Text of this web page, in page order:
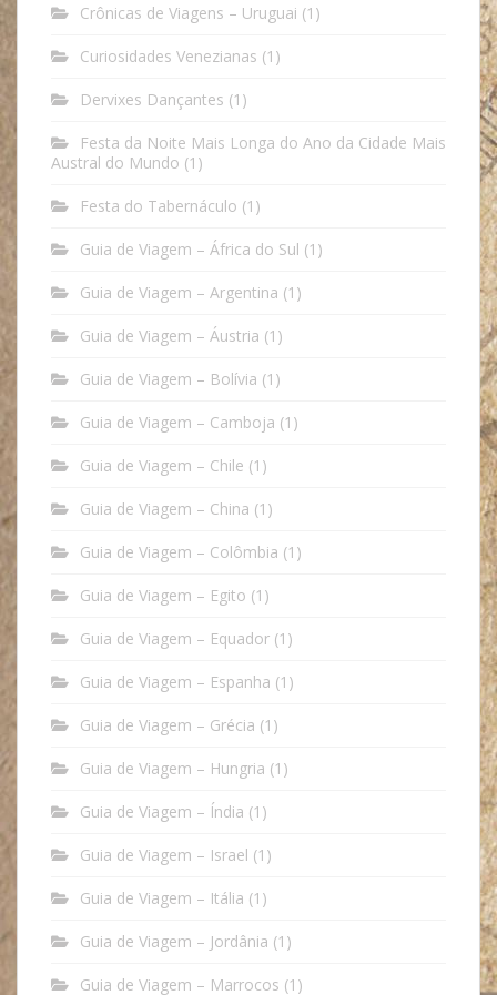
Crônicas de Viagens – Uruguai (1)
Curiosidades Venezianas (1)
Dervixes Dançantes (1)
Festa da Noite Mais Longa do Ano da Cidade Mais
Austral do Mundo (1)
Festa do Tabernáculo (1)
Guia de Viagem – África do Sul (1)
Guia de Viagem – Argentina (1)
Guia de Viagem – Áustria (1)
Guia de Viagem – Bolívia (1)
Guia de Viagem – Camboja (1)
Guia de Viagem – Chile (1)
Guia de Viagem – China (1)
Guia de Viagem – Colômbia (1)
Guia de Viagem – Egito (1)
Guia de Viagem – Equador (1)
Guia de Viagem – Espanha (1)
Guia de Viagem – Grécia (1)
Guia de Viagem – Hungria (1)
Guia de Viagem – Índia (1)
Guia de Viagem – Israel (1)
Guia de Viagem – Itália (1)
Guia de Viagem – Jordânia (1)
Guia de Viagem – Marrocos (1)